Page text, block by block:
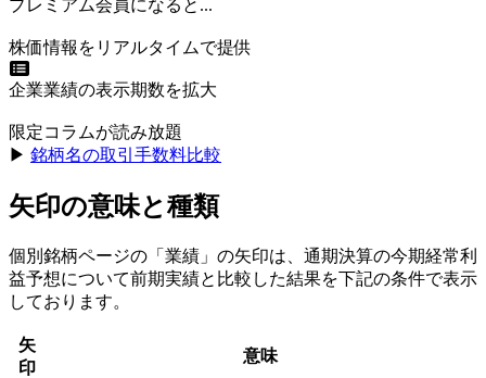
プレミアム会員になると...
株価情報をリアルタイムで提供
企業業績の表示期数を拡大
限定コラムが読み放題
▶︎ 銘柄名の取引手数料比較
矢印の意味と種類
個別銘柄ページの「業績」の矢印は、通期決算の今期経常利
益予想について前期実績と比較した結果を下記の条件で表示
しております。
矢
印
意味